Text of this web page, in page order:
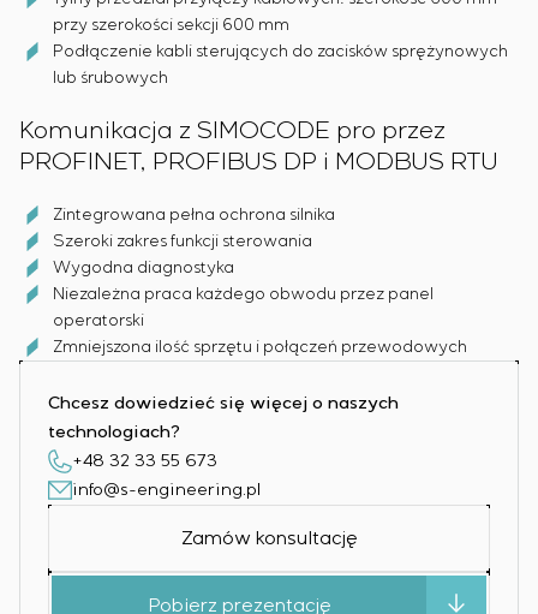
przy szerokości sekcji 600 mm
Podłączenie kabli sterujących do zacisków sprężynowych
lub śrubowych
Komunikacja z SIMOCODE pro przez
PROFINET, PROFIBUS DP i MODBUS RTU
Zintegrowana pełna ochrona silnika
Szeroki zakres funkcji sterowania
Wygodna diagnostyka
Niezależna praca każdego obwodu przez panel
operatorski
Zmniejszona ilość sprzętu i połączeń przewodowych
Chcesz dowiedzieć się więcej o naszych
technologiach?
+48 32 33 55 673
info@s-engineering.pl
Zamów konsultację
Pobierz prezentację